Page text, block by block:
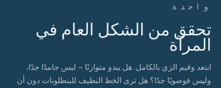
واحدة
تحقق من الشكل العام في
المرآة
ابتعد وقيم الزي بالكامل. هل يبدو متوازنًا – ليس جامدًا جدًا،
وليس فوضويًا جدًا؟ هل ترى الخط النظيف للبنطلونات دون أن